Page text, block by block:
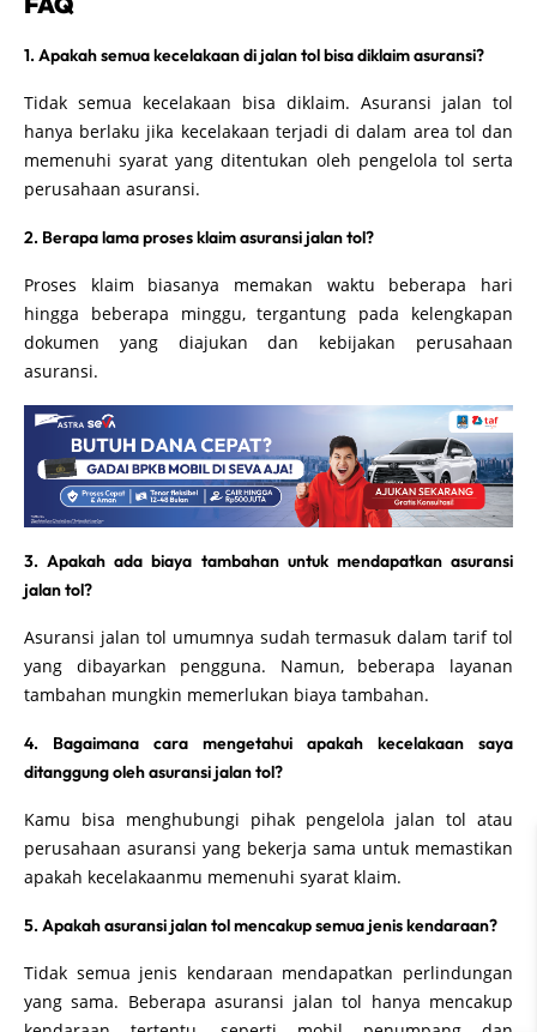
1. Apakah semua kecelakaan di jalan tol bisa diklaim asuransi?
Tidak semua kecelakaan bisa diklaim. Asuransi jalan tol
hanya berlaku jika kecelakaan terjadi di dalam area tol dan
memenuhi syarat yang ditentukan oleh pengelola tol serta
perusahaan asuransi.
2. Berapa lama proses klaim asuransi jalan tol?
Proses klaim biasanya memakan waktu beberapa hari
hingga beberapa minggu, tergantung pada kelengkapan
dokumen yang diajukan dan kebijakan perusahaan
asuransi.
3. Apakah ada biaya tambahan untuk mendapatkan asuransi
jalan tol?
Asuransi jalan tol umumnya sudah termasuk dalam tarif tol
yang dibayarkan pengguna. Namun, beberapa layanan
tambahan mungkin memerlukan biaya tambahan.
4. Bagaimana cara mengetahui apakah kecelakaan saya
ditanggung oleh asuransi jalan tol?
Kamu bisa menghubungi pihak pengelola jalan tol atau
perusahaan asuransi yang bekerja sama untuk memastikan
apakah kecelakaanmu memenuhi syarat klaim.
5. Apakah asuransi jalan tol mencakup semua jenis kendaraan?
Tidak semua jenis kendaraan mendapatkan perlindungan
yang sama. Beberapa asuransi jalan tol hanya mencakup